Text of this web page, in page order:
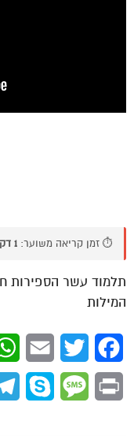
⏱️ זמן קריאה משוער: 1 דקה
תלמוד עשר הספירות
המילות
Facebook
Twitter
Print
Message